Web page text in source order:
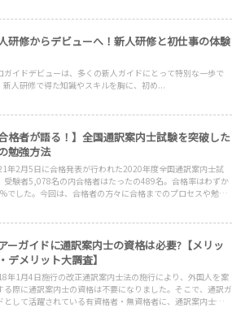
研修からデビューへ！新人研修と初仕事の体験
ガイドデビューは、多くの新人ガイドにとって特別な一歩で
新人研修で得た知識やスキルを胸に、初め...
合格者が語る！】全国通訳案内士試験を突破した
勉強方法
年2月5日に合格発表が行われた2020年度全国通訳案内士試
受験者5,078名の内合格者はたったの489名。合格率はわずか
でした。今回は、合格者の方々に合格までのプロセスや勉強
ーガイドに通訳案内士の資格は必要?【メリッ
デメリット大調査】
年1月4日施行の改正通訳案内士法の施行により、外国人を案
る際に通訳案内士の資格は不要になりました。そこで、通訳ガ
として活躍されている有資格者・無資格者に、通訳案内士資格